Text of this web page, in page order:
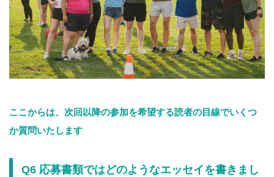
ここからは、次回以降の参加を希望する読者の目線でいくつ
か質問いたします
Q6 応募書類ではどのようなエッセイを書きまし